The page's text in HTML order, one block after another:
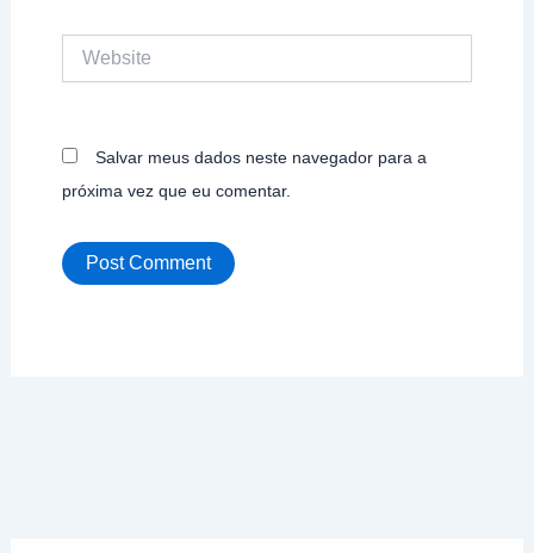
Salvar meus dados neste navegador para a
próxima vez que eu comentar.